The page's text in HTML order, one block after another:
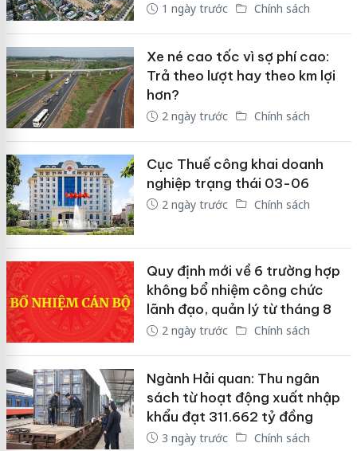
1 ngày trước Chính sách
Xe né cao tốc vì sợ phí cao:
Trả theo lượt hay theo km lợi
hơn?
2 ngày trước Chính sách
Cục Thuế công khai doanh
nghiệp trạng thái 03-06
2 ngày trước Chính sách
Quy định mới về 6 trường hợp
không bổ nhiệm công chức
lãnh đạo, quản lý từ tháng 8
2 ngày trước Chính sách
Ngành Hải quan: Thu ngân
sách từ hoạt động xuất nhập
khẩu đạt 311.662 tỷ đồng
3 ngày trước Chính sách